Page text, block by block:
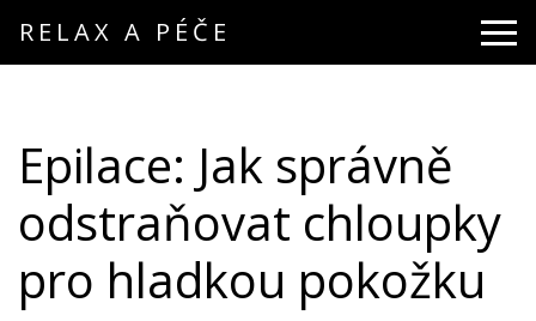
RELAX A PÉČE
Epilace: Jak správně
odstraňovat chloupky
pro hladkou pokožku